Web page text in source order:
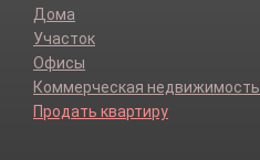
Дома
Участок
Офисы
Коммерческая недвижимость
Продать квартиру